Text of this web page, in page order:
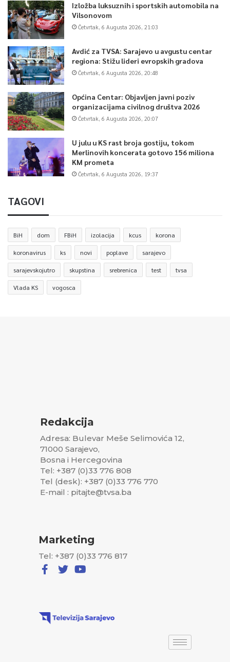
Izložba luksuznih i sportskih automobila na
Vilsonovom
Četvrtak, 6 Augusta 2026, 21:03
Avdić za TVSA: Sarajevo u avgustu centar
regiona: Stižu lideri evropskih gradova
Četvrtak, 6 Augusta 2026, 20:48
Općina Centar: Objavljen javni poziv
organizacijama civilnog društva 2026
Četvrtak, 6 Augusta 2026, 20:07
U julu u KS rast broja gostiju, tokom
Merlinovih koncerata gotovo 156 miliona
KM prometa
Četvrtak, 6 Augusta 2026, 19:37
TAGOVI
BiH dom FBiH izolacija kcus korona
koronavirus ks novi poplave sarajevo
sarajevskojutro skupstina srebrenica test tvsa
Vlada KS vogosca
Redakcija
Adresa: Bulevar Meše Selimovića 12,
71000 Sarajevo,
Bosna i Hercegovina
Tel: +387 (0)33 776 808
Tel (desk): +387 (0)33 776 770
E-mail : pitajte@tvsa.ba
Marketing
Tel: +387 (0)33 776 817